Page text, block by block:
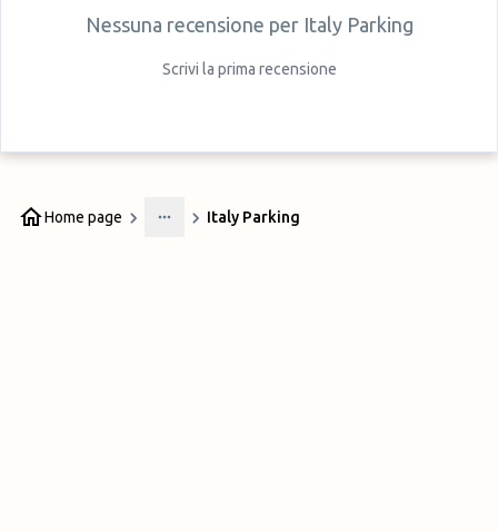
Nessuna recensione per Italy Parking
Scrivi la prima recensione
Home page
More
Italy Parking